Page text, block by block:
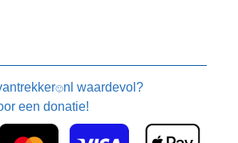
🙂nl waardevol?
een donatie!